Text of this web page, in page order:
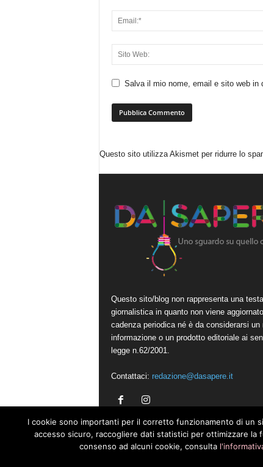
Salva il mio nome, email e sito web in
Questo sito utilizza Akismet per ridurre lo
Questo sito/blog non rappresenta una
giornalistica in quanto non viene
cadenza periodica né è da considerarsi un
informazione o un prodotto editoriale ai
legge n.62/2001.
Contattaci: redazione@dasapere.it
I cookie sono importanti per il corretto funzionamento di un
accesso sicuro, raccogliere dati statistici per ottimizzare
consenso ad alcuni cookie, consulta